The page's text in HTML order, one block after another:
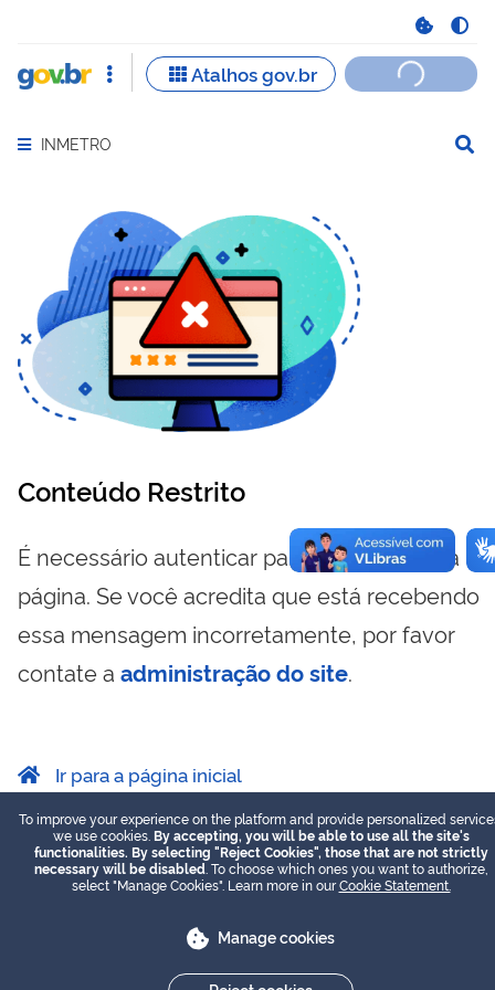
Abrir menu principal de navegação
INMETRO
Conteúdo Restrito
É necessário autenticar para visualizar essa
página. Se você acredita que está recebendo
essa mensagem incorretamente, por favor
contate a administração do site.
Ir para a página inicial
To improve your experience on the platform and provide personalized
we use cookies. By accepting, you will be able to use all the site's
functionalities. By selecting "Reject Cookies", those that are not strictly
necessary will be disabled. To choose which ones you want to authorize,
select "Manage Cookies". Learn more in ourCookie Statement.
Manage cookies